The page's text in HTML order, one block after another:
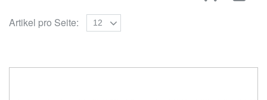
Artikel pro Seite: 12